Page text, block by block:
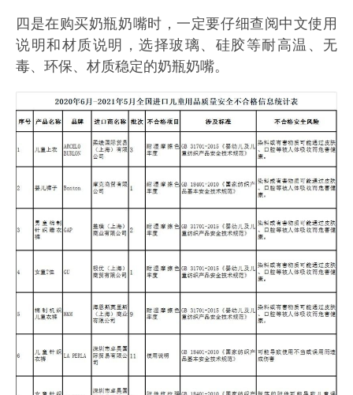
四是在购买奶瓶奶嘴时，一定要仔细查阅中文使用
说明和材质说明，选择玻璃、硅胶等耐高温、无
毒、环保、材质稳定的奶瓶奶嘴。